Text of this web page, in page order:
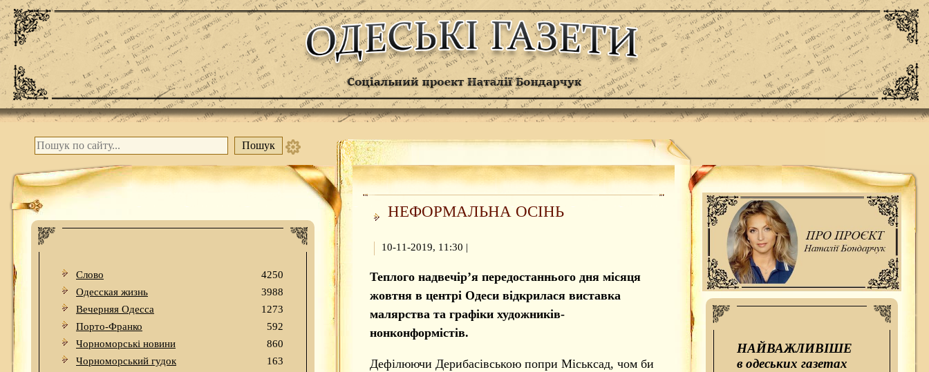
Слово
4250
Одесская жизнь
3988
Вечерняя Одесса
1273
Порто-Франко
592
Чорноморські новини
860
Чорноморський гудок
163
НЕФОРМАЛЬНА ОСІНЬ
10-11-2019, 11:30 |
Теплого надвечір’я передостаннього дня місяця
жовтня в центрі Одеси відкрилася виставка
малярства та графіки художників-
нонконформістів.
Дефілюючи Дерибасівською попри Міськсад, чом би
НАЙВАЖЛИВІШЕ
в одеських газетах